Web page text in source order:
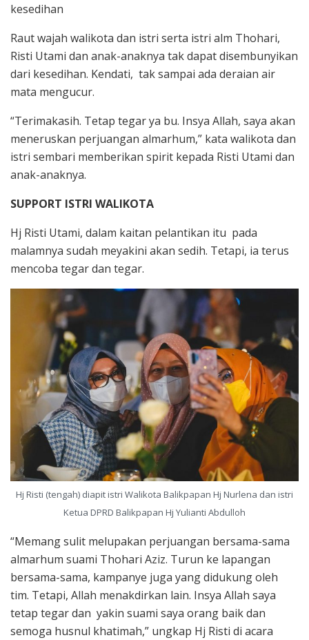
kesedihan
Raut wajah walikota dan istri serta istri alm Thohari,
Risti Utami dan anak-anaknya tak dapat disembunyikan
dari kesedihan. Kendati, tak sampai ada deraian air
mata mengucur.
“Terimakasih. Tetap tegar ya bu. Insya Allah, saya akan
meneruskan perjuangan almarhum,” kata walikota dan
istri sembari memberikan spirit kepada Risti Utami dan
anak-anaknya.
SUPPORT ISTRI WALIKOTA
Hj Risti Utami, dalam kaitan pelantikan itu pada
malamnya sudah meyakini akan sedih. Tetapi, ia terus
mencoba tegar dan tegar.
Hj Risti (tengah) diapit istri Walikota Balikpapan Hj Nurlena dan istri
Ketua DPRD Balikpapan Hj Yulianti Abdulloh
“Memang sulit melupakan perjuangan bersama-sama
almarhum suami Thohari Aziz. Turun ke lapangan
bersama-sama, kampanye juga yang didukung oleh
tim. Tetapi, Allah menakdirkan lain. Insya Allah saya
tetap tegar dan yakin suami saya orang baik dan
semoga husnul khatimah,” ungkap Hj Risti di acara